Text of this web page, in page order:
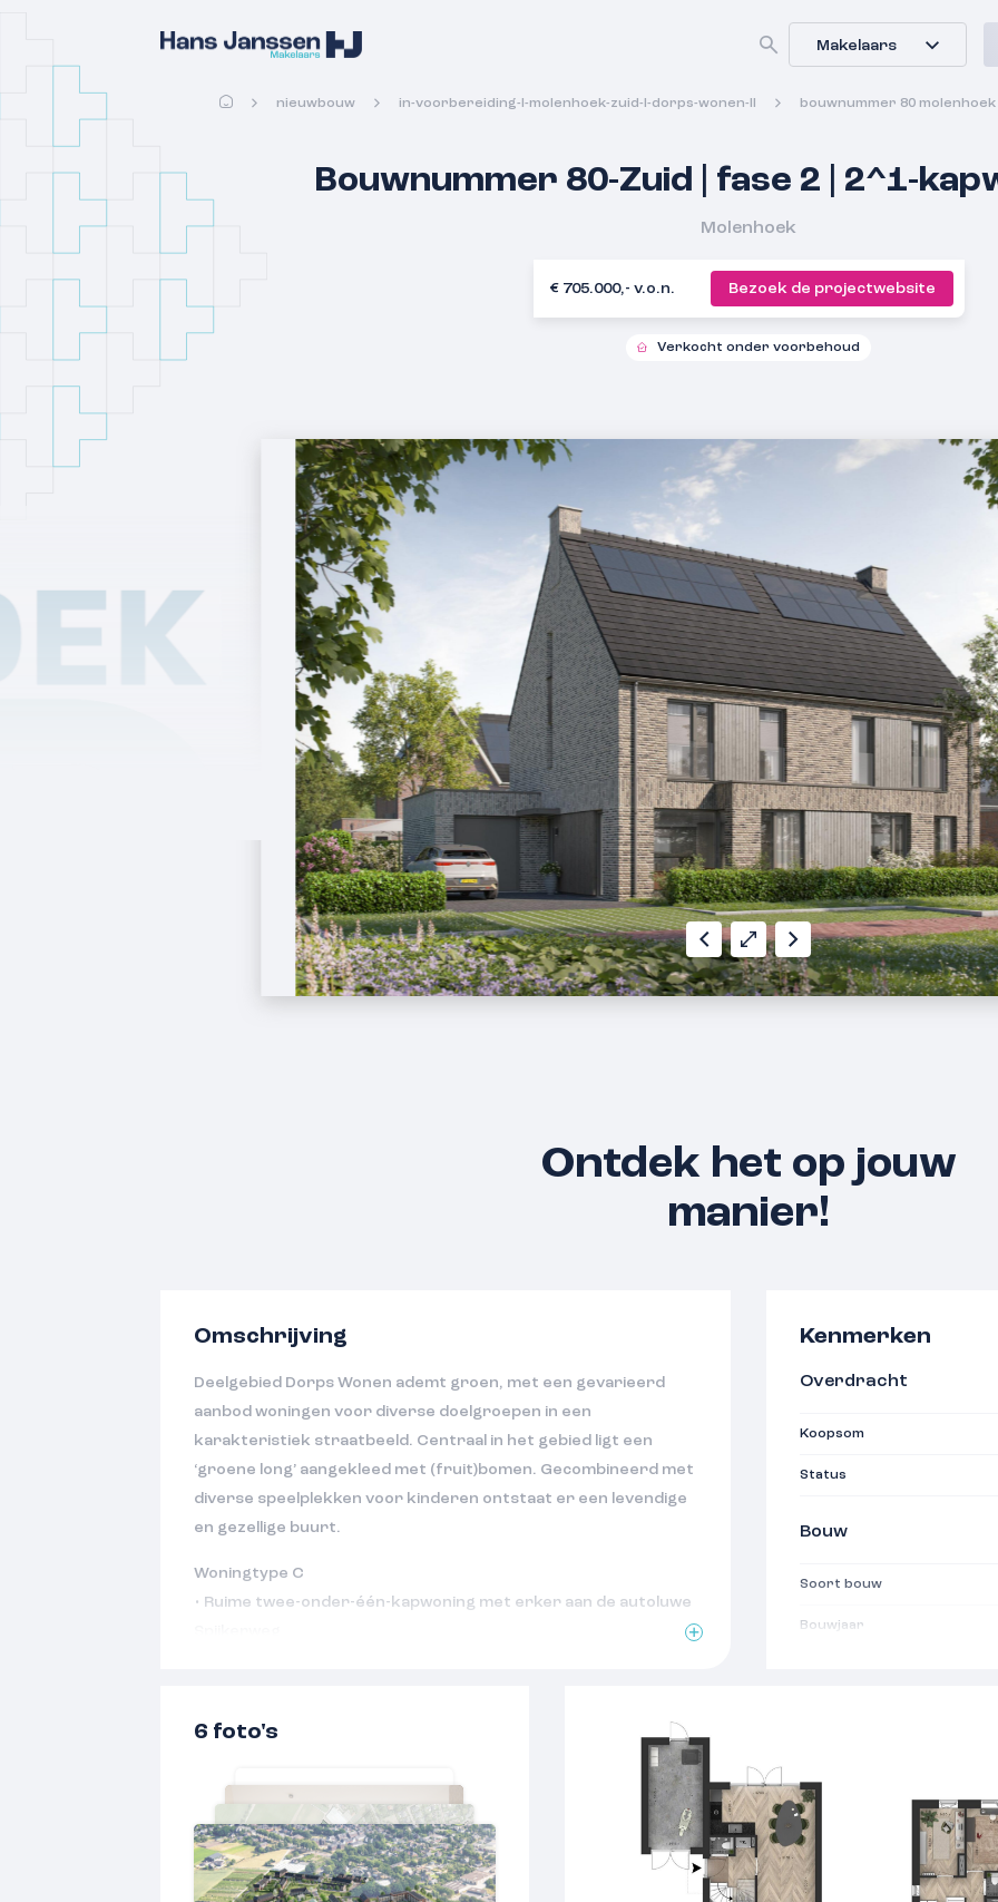
Makelaars
nieuwbouw in-voorbereiding-l-molenhoek-zuid-l-dorps-wonen-ll bouwnummer 80
Bouwnummer 80-Zuid | fase 2 | 2^1-
Molenhoek
€ 705.000,- v.o.n. Bezoek de projectwebsite
Verkocht onder voorbehoud
Ontdek het op jouw
manier!
Omschrijving
Deelgebied Dorps Wonen ademt groen, met een gevarieerd
aanbod woningen voor diverse doelgroepen in een
karakteristiek straatbeeld. Centraal in het gebied ligt een
‘groene long’ aangekleed met (fruit)bomen. Gecombineerd met
diverse speelplekken voor kinderen ontstaat er een levendige
en gezellige buurt.
Woningtype C
• Ruime twee-onder-één-kapwoning met erker aan de autoluwe
• 3 slaapkamers met mooie raampartijen en glazen balustrades
• Inclusief een volledig ingerichte badkamer met ligbad en twee
• Tweede verdieping nog vrij indeelbaar, met een afgesloten
technische ruimte
• Brede tuin met achterom en plaats voor twee auto’s naast
elkaar op eigen terrein
Kenmerken
Overdracht
Koopsom
Status
Bouw
Soort bouw
Bouwjaar
Indeling
Aantal kamers
Aantal woonlagen
6 foto's